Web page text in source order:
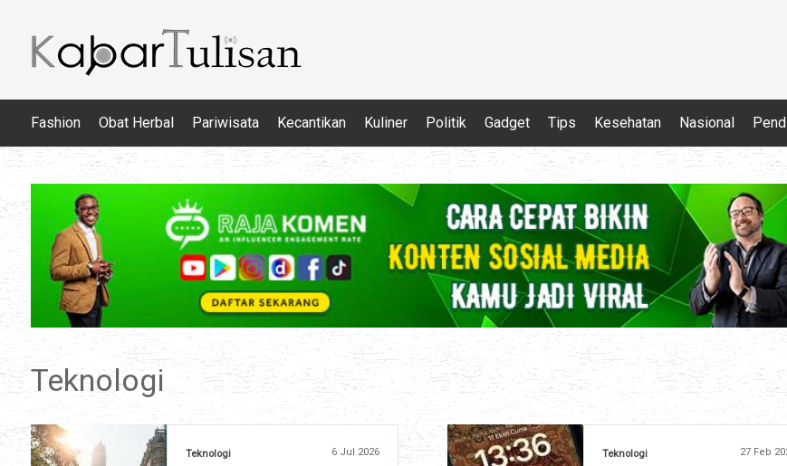
Fashion Obat Herbal Pariwisata Kecantikan Kuliner Politik Gadget Tips Kesehatan Nasional
Teknologi
Teknologi 6 Jul 2026 Teknologi 27 Feb